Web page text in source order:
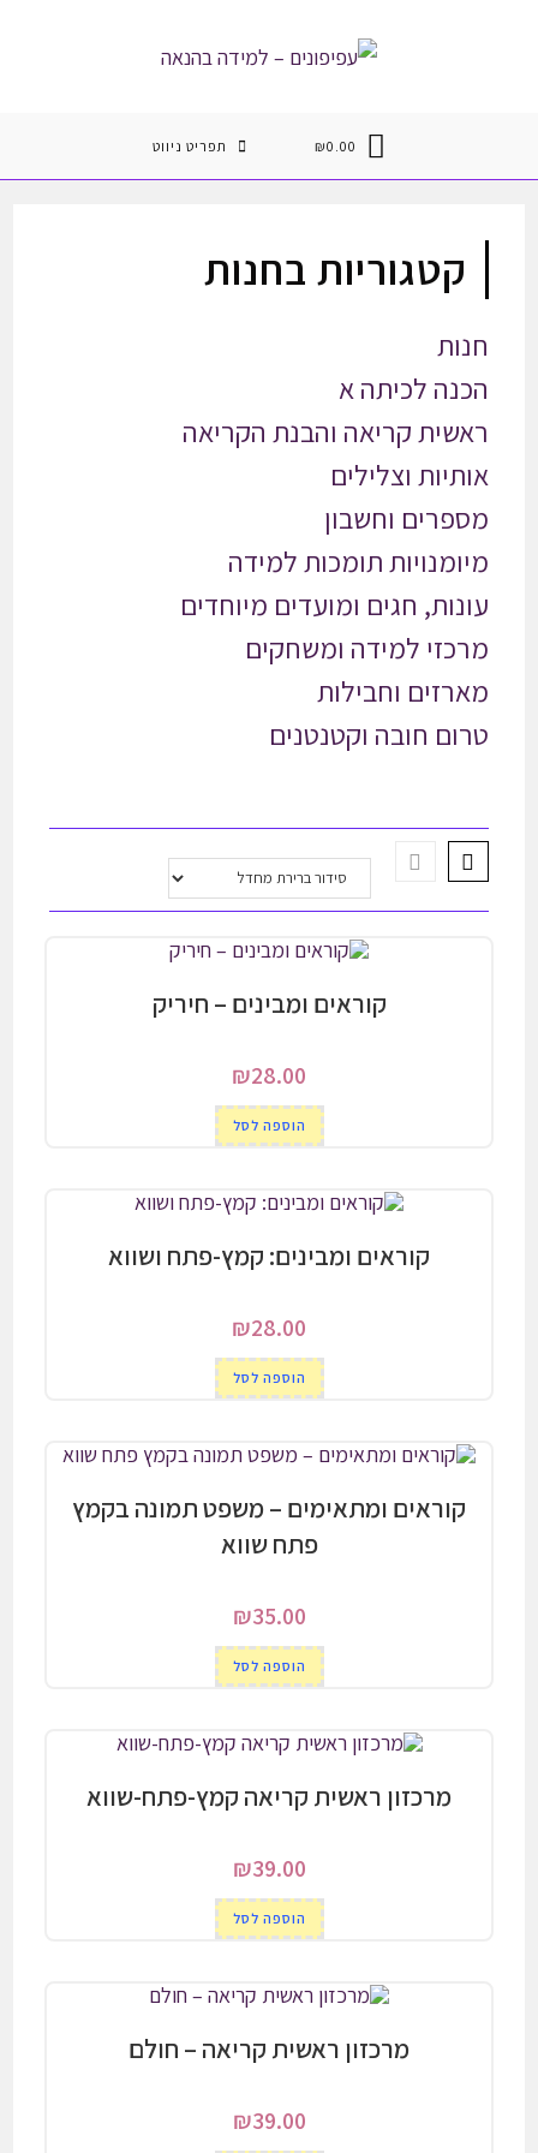
₪0.00 תפריט ניווט
קטגוריות בחנות
חנות
הכנה לכיתה א
ראשית קריאה והבנת הקריאה
אותיות וצלילים
מספרים וחשבון
מיומנויות תומכות למידה
עונות, חגים ומועדים מיוחדים
מרכזי למידה ומשחקים
מארזים וחבילות
טרום חובה וקטנטנים
קוראים ומבינים – חיריק
₪28.00
הוספה לסל
קוראים ומבינים: קמץ-פתח ושווא
₪28.00
הוספה לסל
קוראים ומתאימים – משפט תמונה בקמץ
פתח שווא
₪35.00
הוספה לסל
מרכזון ראשית קריאה קמץ-פתח-שווא
₪39.00
הוספה לסל
מרכזון ראשית קריאה – חולם
₪39.00